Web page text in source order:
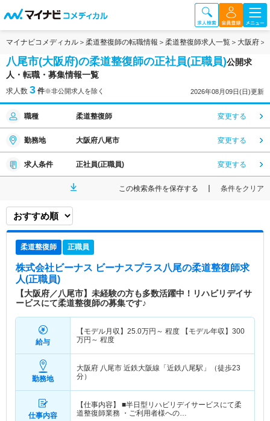
マイナビコメディカル 柔道整復師の転職情報 柔道整復師求人一覧 大阪府
八尾市(大阪府)の柔道整復師の正社員(正職員)公開求
人・転職・募集情報一覧
求人数 3 件※非公開求人を除く 2026年08月09日(日)更新
職種 柔道整復師 変更する
勤務地 大阪府八尾市 変更する
求人条件 正社員(正職員) 変更する
この検索条件を保存する 条件をクリア
柔道整復師 正職員
株式会社ビーナス ビーナスプラス八尾の柔道整復師求
人(正職員)
【大阪府／八尾市】未経験の方も多数活躍中！リハビリデイサ
ービスにて柔道整復師の募集です♪
給与
【モデル月収】 25.0万円～ 程度 【モデル年収】 300
万円～ 程度
勤務地
大阪府 八尾市 近鉄大阪線「近鉄八尾駅」（徒歩23
分）
仕事内容
【仕事内容】 ■半日型リハビリデイサービスにて柔
道整復師業務 ・ご利用者様への…